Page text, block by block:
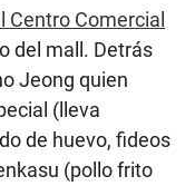
Centro Comercial
del mall. Detrás
Jeong quien
(lleva
de huevo, fideos
(pollo frito